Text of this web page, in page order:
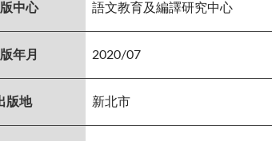
中心 語文教育及編譯研究中心
年月 2020/07
版地 新北市